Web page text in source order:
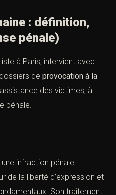
ACI
: définition,
pénale)
à Paris, intervient avec
pénale.